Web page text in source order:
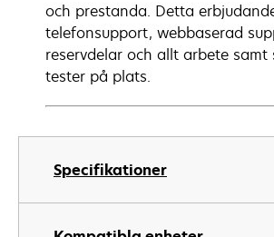
Specifikationer
och prestanda. Detta
telefonsupport, webbaserad
reservdelar och allt arbete samt
tester på plats.